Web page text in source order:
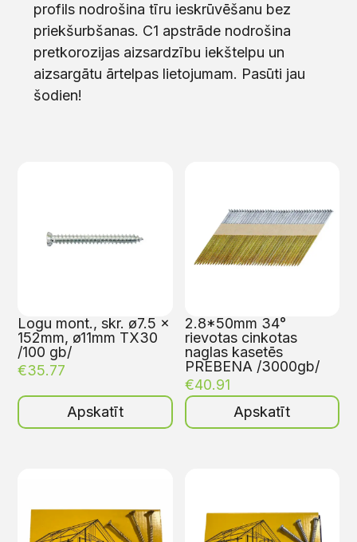
profils nodrošina tīru ieskrūvēšanu bez
priekšurbšanas. C1 apstrāde nodrošina
pretkorozijas aizsardzību iekštelpu un
aizsargātu ārtelpas lietojumam. Pasūti jau
šodien!
Logu mont., skr. ø7.5 x
152mm, ø11mm TX30
/100 gb/
€35.77
Apskatīt
2.8*50mm 34°
rievotas cinkotas
naglas kasetēs
PREBENA /3000gb/
€40.91
Apskatīt